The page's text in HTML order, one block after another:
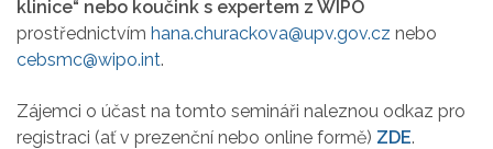
klinice“ nebo koučink s expertem z WIPO
prostřednictvím hana.churackova@upv.gov.cz nebo
cebsmc@wipo.int.
Zájemci o účast na tomto semináři naleznou odkaz pro
registraci (ať v prezenční nebo online formě) ZDE.